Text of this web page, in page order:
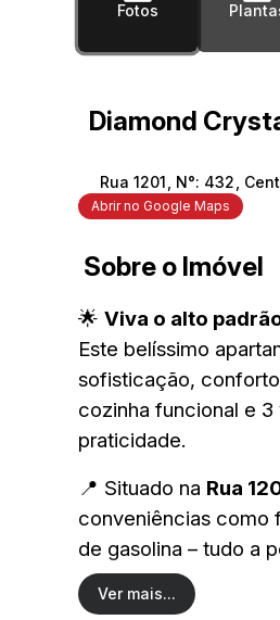
Fotos
Diamond
Rua 1201 N°: 432
Abrir no Google Maps
Sobre o Imóvel
🌟 Viva o alto
Este belíssimo
sofisticação,
cozinha funcional e
praticidade.
📍 Situado na Rua
conveniências como
de gasolina – tudo a
🛋️Diferenciais do
Ver mais...